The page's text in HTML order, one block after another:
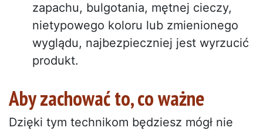
zapachu, bulgotania, mętnej cieczy,
nietypowego koloru lub zmienionego
wyglądu, najbezpieczniej jest wyrzucić
produkt.
Aby zachować to, co ważne
Dzięki tym technikom będziesz mógł nie